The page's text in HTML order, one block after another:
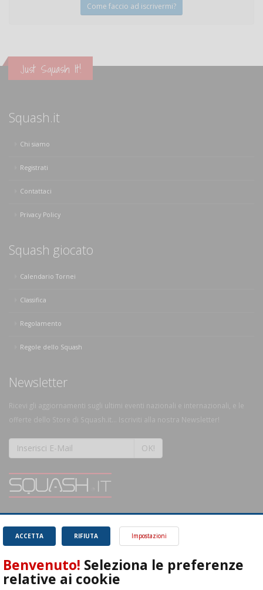
Come faccio ad iscrivermi?
Just Squash It!
Squash.it
Chi siamo
Registrati
Contattaci
Privacy Policy
Squash giocato
Calendario Tornei
Classifica
Regolamento
Regole dello Squash
Newsletter
Ricevi gli aggiornamenti sugli ultimi eventi nazionali e internazionali, e le
offerte dello Store di Squash.it... Iscriviti alla nostra Newsletter!
OK!
magnifico sport.
Leggi
RIFIUTA
ACCETTA Impostazioni
Benvenuto! Seleziona le preferenze
relative ai cookie